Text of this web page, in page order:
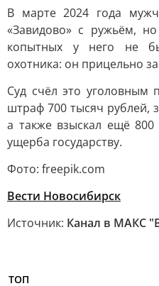
В марте 2024 года
«Завидово» с ружьём,
копытных у него не
охотника: он прицельно
Суд счёл это уголовным
штраф 700 тысяч рублей,
а также взыскал ещё
ущерба государству.
Фото: freepik.com
Вести Новосибирск
Источник: Канал в МАКС
ТОП